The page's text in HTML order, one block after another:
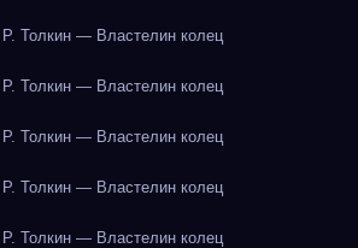
Толкин — Властелин колец
Толкин — Властелин колец
Толкин — Властелин колец
Толкин — Властелин колец
Толкин — Властелин колец